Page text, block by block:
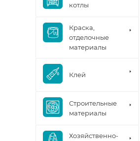
котлы
Краска,
отделочные
материалы
Клей
Строительные
материалы
Хозяйственно-